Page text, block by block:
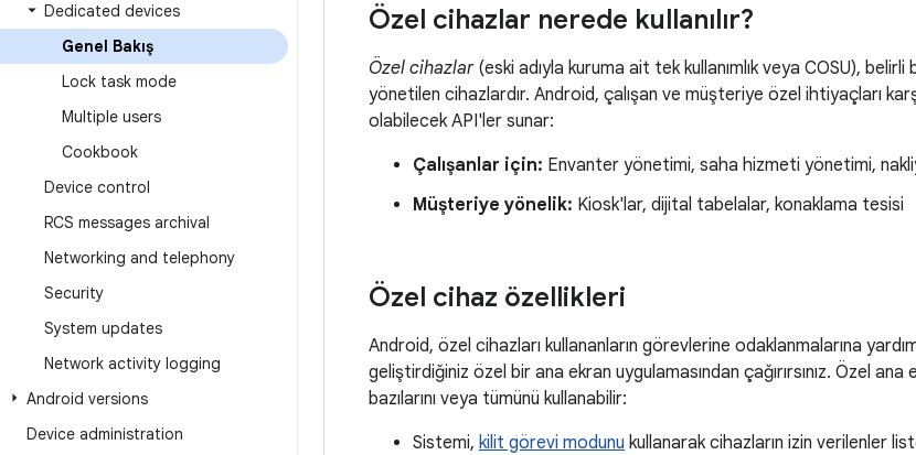
Dedicated devices
Genel Bakış
Lock task mode
Multiple users
Cookbook
Device control
RCS messages archival
Networking and telephony
Security
System updates
Network activity logging
Android versions
Device administration
Özel cihazlar nerede kullanılır?
Özel cihazlar(eski adıyla kuruma ait tek kullanımlık veya COSU),
yönetilen cihazlardır. Android, çalışan ve müşteriye özel ihtiyaçları
olabilecek API'ler sunar:
Çalışanlar için: Envanter yönetimi, saha hizmeti yönetimi,
Müşteriye yönelik: Kiosk'lar, dijital tabelalar, konaklama tesisi
Özel cihaz özellikleri
Android, özel cihazları kullananların görevlerine odaklanmalarına
geliştirdiğiniz özel bir ana ekran uygulamasından çağırırsınız. Özel ana
bazılarını veya tümünü kullanabilir:
Sistemi, kilit görevi modunu kullanarak cihazların izin verilenler